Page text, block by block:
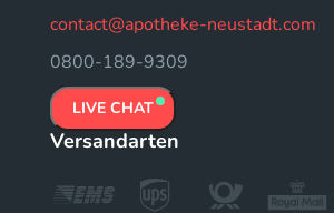
contact@apotheke-neustadt.com
0800-189-9309
LIVE CHAT
Versandarten